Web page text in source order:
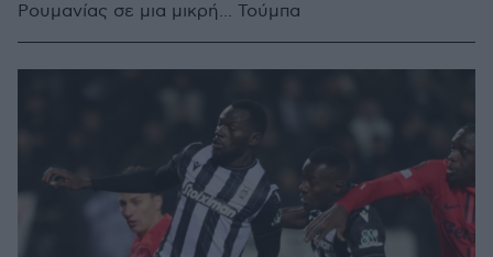
Ρουμανίας σε μια μικρή... Τούμπα